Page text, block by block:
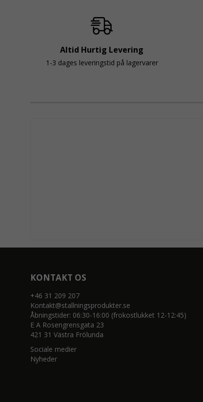
Altid Hurtig Levering
1-3 dages leveringstid på lagervarer
KONTAKT OS
+46 31 209 207
Kontakt@stallningsprodukter.se
Åbningstider: 06:30-16:00 (frokostlukket 12-12:45)
E A Rosengrensgata 23
421 31 Västra Frölunda
Sociale medier
Nyheder